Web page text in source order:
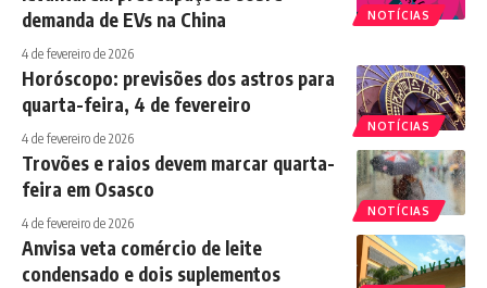
NOTÍCIAS
demanda de EVs na China
4 de fevereiro de 2026
NOTÍCIAS
Horóscopo: previsões dos astros para
quarta-feira, 4 de fevereiro
4 de fevereiro de 2026
NOTÍCIAS
Trovões e raios devem marcar quarta-
feira em Osasco
4 de fevereiro de 2026
Anvisa veta comércio de leite
condensado e dois suplementos